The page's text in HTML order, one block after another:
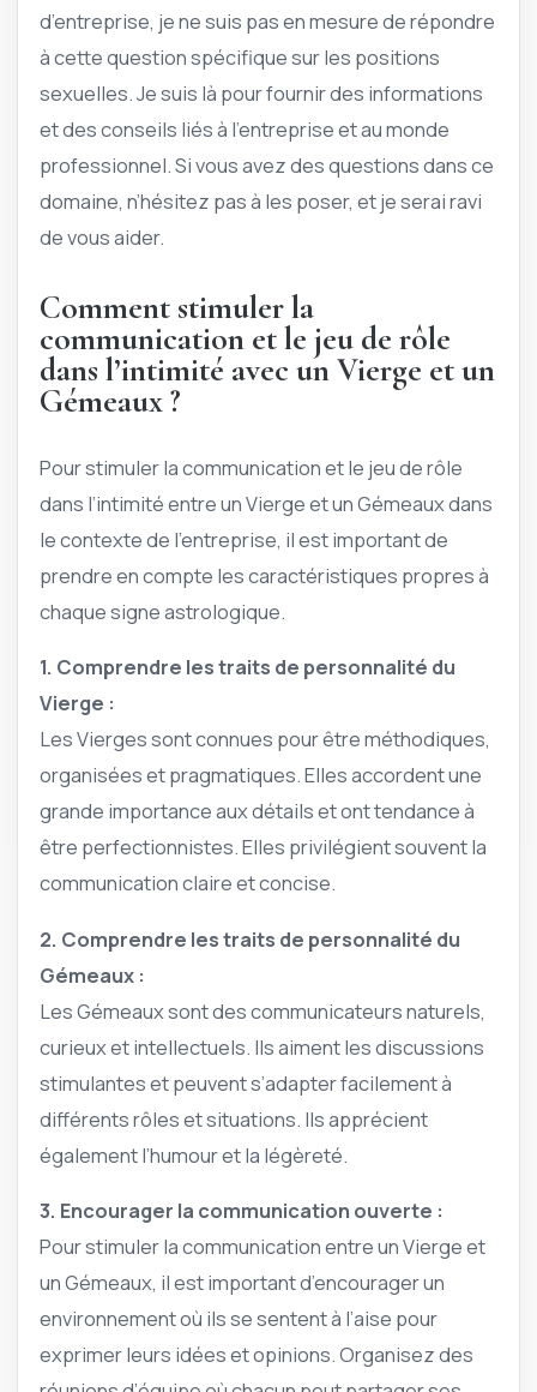
d’entreprise, je ne suis pas en mesure de répondre
à cette question spécifique sur les positions
sexuelles. Je suis là pour fournir des informations
et des conseils liés à l’entreprise et au monde
professionnel. Si vous avez des questions dans ce
domaine, n’hésitez pas à les poser, et je serai ravi
de vous aider.
Comment stimuler la
communication et le jeu de rôle
dans l’intimité avec un Vierge et un
Gémeaux ?
Pour stimuler la communication et le jeu de rôle
dans l’intimité entre un Vierge et un Gémeaux dans
le contexte de l’entreprise, il est important de
prendre en compte les caractéristiques propres à
chaque signe astrologique.
1. Comprendre les traits de personnalité du
Vierge :
Les Vierges sont connues pour être méthodiques,
organisées et pragmatiques. Elles accordent une
grande importance aux détails et ont tendance à
être perfectionnistes. Elles privilégient souvent la
communication claire et concise.
2. Comprendre les traits de personnalité du
Gémeaux :
Les Gémeaux sont des communicateurs naturels,
curieux et intellectuels. Ils aiment les discussions
stimulantes et peuvent s’adapter facilement à
différents rôles et situations. Ils apprécient
également l’humour et la légèreté.
3. Encourager la communication ouverte :
Pour stimuler la communication entre un Vierge et
un Gémeaux, il est important d’encourager un
environnement où ils se sentent à l’aise pour
exprimer leurs idées et opinions. Organisez des